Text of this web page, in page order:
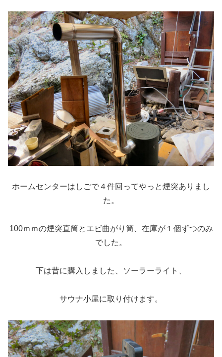
ホームセンターはしごで４件回ってやっと煙突ありまし
た。
100ｍｍの煙突直筒とエビ曲がり筒、在庫が１個ずつのみ
でした。
下は昔に購入しました、ソーラーライト、
サウナ小屋に取り付けます。